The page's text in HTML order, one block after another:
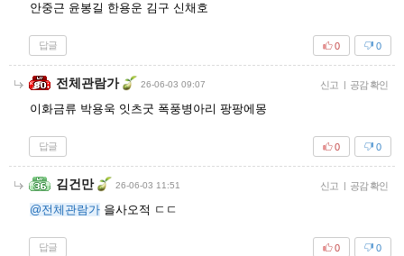
안중근 윤봉길 한용운 김구 신채호
답글 0
0
전체관람가 26-06-03 09:07 신고 | 공감 확인
이화금류 박용욱 잇츠굿 폭풍병아리 팡팡에몽
답글 0
0
김건만 26-06-03 11:51 신고 | 공감 확인
@전체관람가 을사오적 ㄷㄷ
답글 0
0